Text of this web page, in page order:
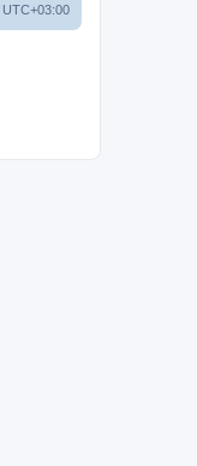
UTC+03:00